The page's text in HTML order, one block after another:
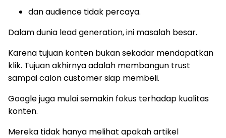
dan audience tidak percaya.
Dalam dunia lead generation, ini masalah besar.
Karena tujuan konten bukan sekadar mendapatkan
klik. Tujuan akhirnya adalah membangun trust
sampai calon customer siap membeli.
Google juga mulai semakin fokus terhadap kualitas
konten.
Mereka tidak hanya melihat apakah artikel